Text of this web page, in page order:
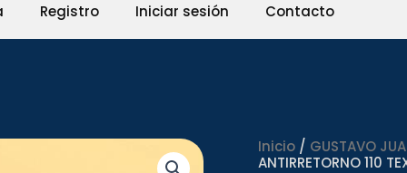
Registro Iniciar sesión Contacto
Inicio / GUSTAVO
ANTIRRETORNO 110